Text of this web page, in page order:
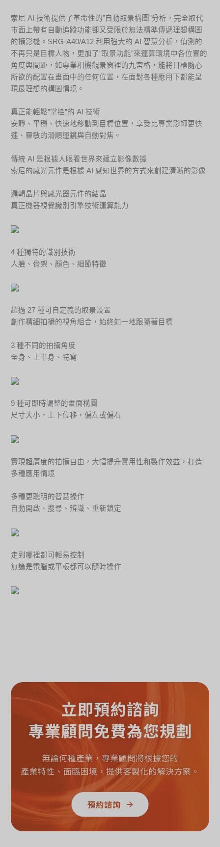
索尼 AI 技術提供了革命性的”自動取景構圖”分析，完全取代
市面上帶有自動追蹤功能卻又受限於無法精準傳遞理想構圖
的攝影機。SRG-A40/A12 利用強大的 AI 智慧分析，偵測的
不再只是目標人物，更加了”取景功能”來運算環境中各位置的
角度與間距，如專業相機觀景窗裡的九宮格，能將目標隨心
所欲的配置在畫面中的任何位置，在面對各種應用下都能呈
現最理想的構圖情境。
真正能輕鬆”掌控”的 AI 技術
安靜、平穩、快速地移動到目標位置，享受比專業影師更快
速、靈敏的滑順運鏡與自動對焦。
傳統 AI 是根據人眼看世界來建立影像數據
索尼的感光元件是根據 AI 感知世界的方式來創建清晰的影像
邏輯晶片與感光器元件的結晶
真正機器視覺識別引擎技術運算能力
4 種獨特的識別技術
人臉、骨架、顏色、細節特徵
超過 27 種可自定義的取景設置
創作精細拍攝的視角組合，始終如一地跟隨著目標
3 種不同的拍攝角度
全身、上半身、特寫
9 種可即時調整的畫面構圖
尺寸大小，上下位移，偏左或偏右
實現超廣度的拍攝自由，大幅提升實用性和製作效益，打造
多種應用情境
多種更聰明的智慧操作
自動開啟、搜尋、辨識、重新鎖定
走到哪裡都可輕易控制
無論是電腦或平板都可以隨時操作